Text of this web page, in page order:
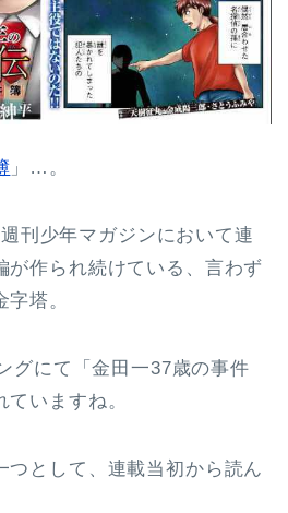
」…。
刊少年マガジンにおいて連
が作られ続けている、言わず
塔。
グにて「金田一37歳の事件
いますね。
つとして、連載当初から読ん